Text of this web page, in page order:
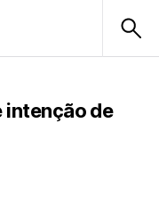
intenção de